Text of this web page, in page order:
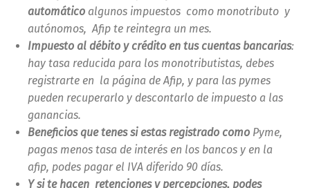
automático algunos impuestos como monotributo y
autónomos, Afip te reintegra un mes.
Impuesto al débito y crédito en tus cuentas bancarias:
hay tasa reducida para los monotributistas, debes
registrarte en la página de Afip, y para las pymes
pueden recuperarlo y descontarlo de impuesto a las
ganancias.
Beneficios que tenes si estas registrado como Pyme,
pagas menos tasa de interés en los bancos y en la
afip, podes pagar el IVA diferido 90 días.
Y si te hacen retenciones y percepciones, podes